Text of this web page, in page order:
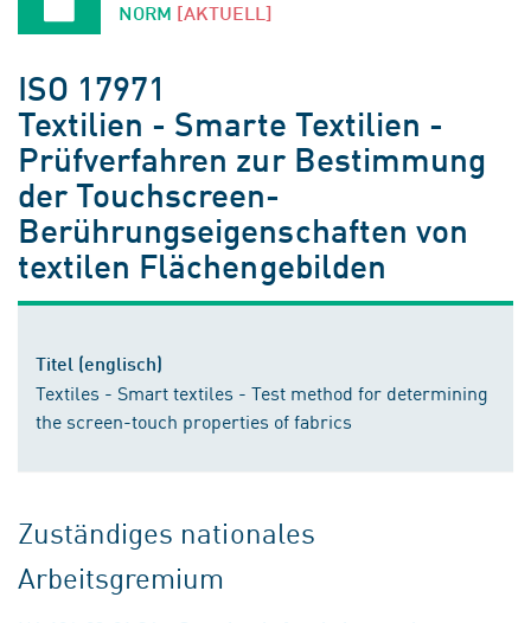
NORM [AKTUELL]
ISO 17971
Textilien - Smarte Textilien -
Prüfverfahren zur Bestimmung
der Touchscreen-
Berührungseigenschaften von
textilen Flächengebilden
Titel (englisch)
Textiles - Smart textiles - Test method for determining
the screen-touch properties of fabrics
Zuständiges nationales
Arbeitsgremium